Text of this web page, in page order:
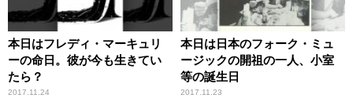
本日はフレディ・マーキュリ
ーの命日。彼が今も生きてい
たら？
2017.11.24
本日は日本のフォーク・ミュ
ージックの開祖の一人、小室
等の誕生日
2017.11.23